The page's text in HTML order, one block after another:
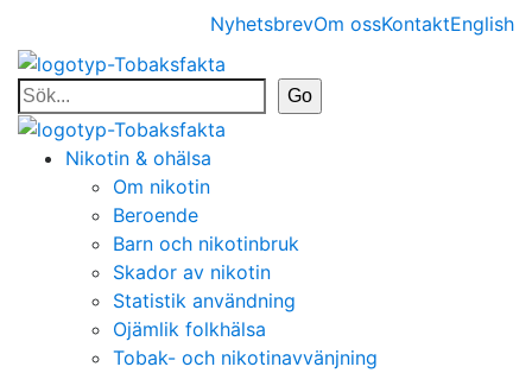
NyhetsbrevOm ossKontaktEnglish
Nikotin & ohälsa
Om nikotin
Beroende
Barn och nikotinbruk
Skador av nikotin
Statistik användning
Ojämlik folkhälsa
Tobak- och nikotinavvänjning